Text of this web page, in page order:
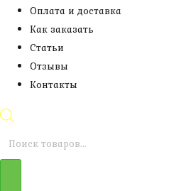
Оплата и доставка
Как заказать
Статьи
Отзывы
Контакты
Поиск